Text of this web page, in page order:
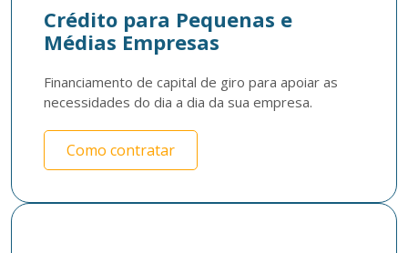
Crédito para Pequenas e
Médias Empresas
Financiamento de capital de giro para apoiar as
necessidades do dia a dia da sua empresa.
Como contratar